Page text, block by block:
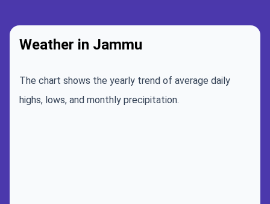
Weather in Jammu
The chart shows the yearly trend of average daily
highs, lows, and monthly precipitation.